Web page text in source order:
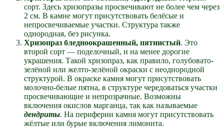
сорт. Здесь хризопразы просвечивают не более чем через
2 см. В камне могут присутствовать белёсые и
непросвечиваемые участки. Структура также
однородная, без рисунка.
Хризопраз бледноокрашенный, пятнистый. Это
второй сорт — поделочный, и на менее дорогие
украшения. Такой хризопраз, как правило, голубовато-
зелёной или желто-зелёной окраски с неоднородной
структурой. В окраске камня могут присутствовать
молочно-белые пятна, в структуре чередоваться участки
просвечивающие и непрозрачные. Возможны
включения окислов марганца, так как называемые
дендриты. На периферии камня могут присутствовать
жёлтые или бурые включения лимонита.